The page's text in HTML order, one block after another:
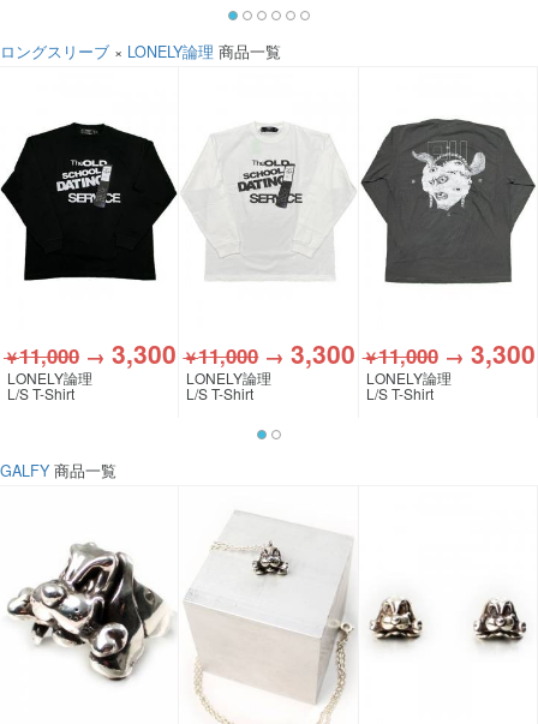
ロングスリーブ × LONELY論理 商品一覧
￥11,000 → 3,300
LONELY論理
L/S T-Shirt
￥11,000→3,300
LONELY論理
L/S T-Shirt
￥11,000→ 3,300
LONELY論理
L/S T-Shirt
GALFY 商品一覧